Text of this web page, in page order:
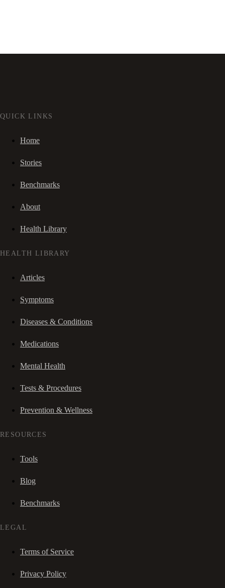
QUICK LINKS
Home
Stories
Benchmarks
About
Health Library
HEALTH LIBRARY
Articles
Symptoms
Diseases & Conditions
Medications
Mental Health
Tests & Procedures
Prevention & Wellness
RESOURCES
Tools
Blog
Benchmarks
LEGAL
Terms of Service
Privacy Policy